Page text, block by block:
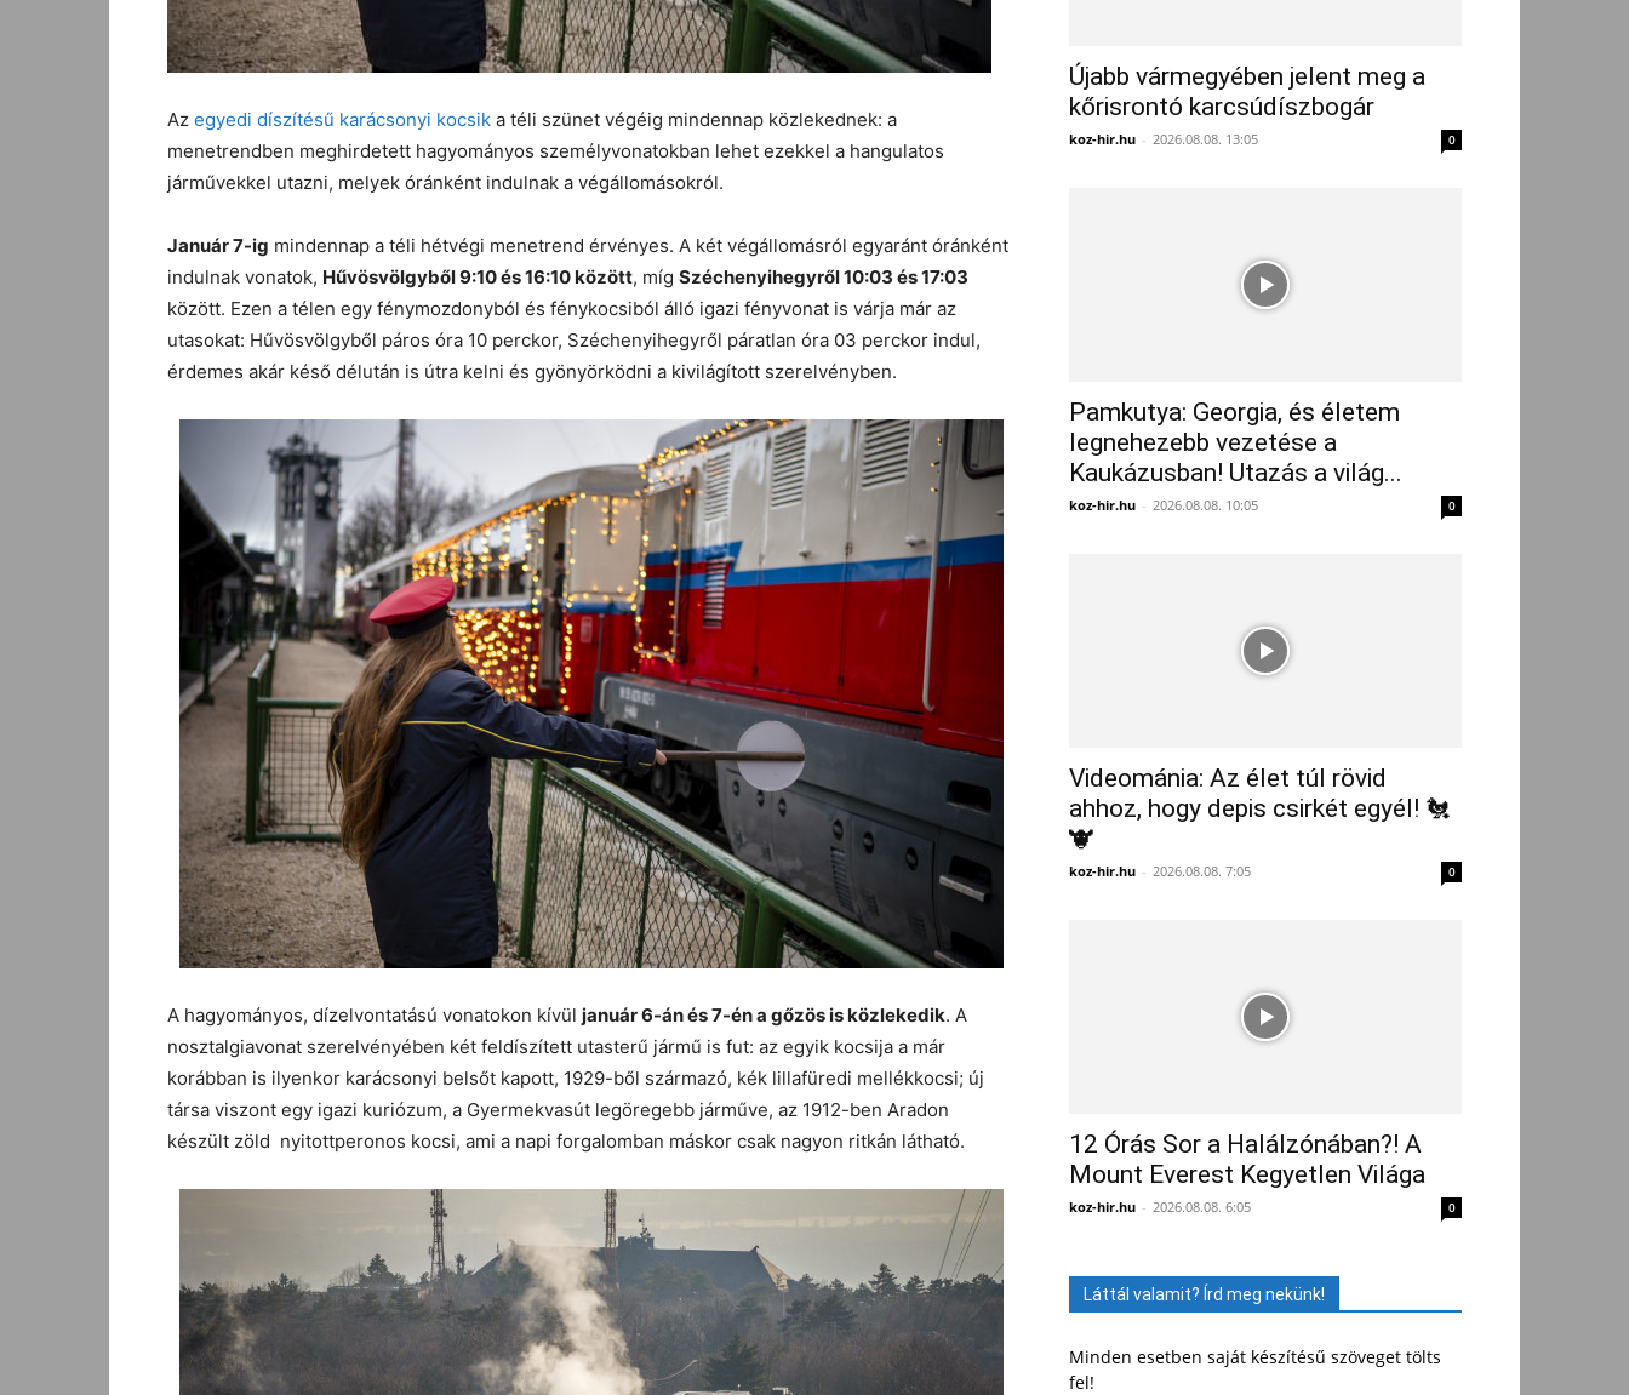
Az egyedi díszítésű karácsonyi kocsik a téli szünet végéig mindennap közlekednek: a
menetrendben meghirdetett hagyományos személyvonatokban lehet ezekkel a hangulatos
járművekkel utazni, melyek óránként indulnak a végállomásokról.
Január 7-ig mindennap a téli hétvégi menetrend érvényes. A két végállomásról egyaránt óránként
indulnak vonatok, Hűvösvölgyből 9:10 és 16:10 között, míg Széchenyihegyről 10:03 és 17:03
között. Ezen a télen egy fénymozdonyból és fénykocsiból álló igazi fényvonat is várja már az
utasokat: Hűvösvölgyből páros óra 10 perckor, Széchenyihegyről páratlan óra 03 perckor indul,
érdemes akár késő délután is útra kelni és gyönyörködni a kivilágított szerelvényben.
A hagyományos, dízelvontatású vonatokon kívül január 6-án és 7-én a gőzös is közlekedik. A
nosztalgiavonat szerelvényében két feldíszített utasterű jármű is fut: az egyik kocsija a már
korábban is ilyenkor karácsonyi belsőt kapott, 1929-ből származó, kék lillafüredi mellékkocsi; új
társa viszont egy igazi kuriózum, a Gyermekvasút legöregebb járműve, az 1912-ben Aradon
készült zöld nyitottperonos kocsi, ami a napi forgalomban máskor csak nagyon ritkán látható.
Újabb vármegyében jelent meg a
kőrisrontó karcsúdíszbogár
koz-hir.hu - 2026.08.08. 13:05 0
Pamkutya: Georgia, és életem
legnehezebb vezetése a
Kaukázusban! Utazás a világ...
koz-hir.hu - 2026.08.08. 10:05 0
Videománia: Az élet túl rövid
ahhoz, hogy depis csirkét egyél! 🐔
🐮
koz-hir.hu - 2026.08.08. 7:05 0
12 Órás Sor a Halálzónában?! A
Mount Everest Kegyetlen Világa
koz-hir.hu - 2026.08.08. 6:05 0
Láttál valamit? Írd meg nekünk!
Minden esetben saját készítésű szöveget tölts
fel!